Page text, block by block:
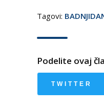
Tagovi:
Podelite ovaj
TWITTER